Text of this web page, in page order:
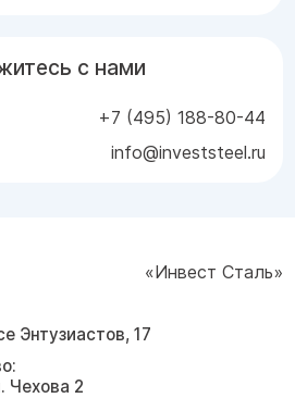
с нами
+7 (495) 188-80-44
info@investsteel.ru
«Инвест Сталь»
Энтузиастов, 17
Чехова 2